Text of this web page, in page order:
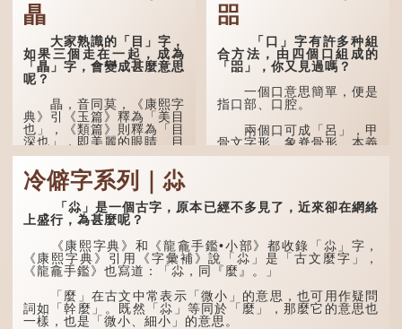
瞐
大家熟識的「目」字，
如果三個走在一起，成為
「瞐」字，會變成甚麼意思
呢？
瞐，音同莫，《康熙字
典》引《玉篇》釋為「美目
也」，《類篇》則釋為「目
深也」，即美麗的眼睛、目
光深邃的意思。
多年前，蘋果手機推出
iPhone12時，曾宣傳它的
鏡頭有專業的運算攝影功
能，便用上「瞐」這個字，
表達iPhone12有由8位提
升至10位HDR影片拍攝功
能，能自動進行杜比視界調
色，達到專...
㗊
「口」字有許多种組
合方法，由四個口組成的
「㗊」，你又見過嗎？
一個口意思簡單，便是
指口部、口腔。
兩個口可成「呂」，甲
骨文字形，象脊骨形，本義
是指脊椎骨，中間有一條豎
同「喧」，是大聲呼叫的意
思。
三個口為「品」，這個
字用法最為普遍。始見於商
代甲骨文，古字形從三口，
表示眾多。《說文解...
冷僻字系列｜尛
「尛」是一個古字，原本已經不多見了，近來卻在網絡
上盛行，為甚麼呢？
《康熙字典》和《龍龕手鑑•小部》都收錄「尛」字，
《康熙字典》引用《字彙補》說「尛」是「古文麼字」，
《龍龕手鑑》也寫道：「尛，同『麼』。」
「麼」在古文中常表示「微小」的意思，也可用作疑問
詞如「幹麼」。既然「尛」等同於「麼」，那麼它的意思也
一樣，也是「微小、細小」的意思。